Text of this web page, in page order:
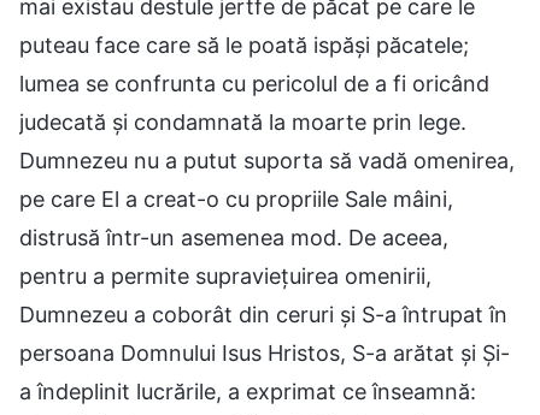
mai existau destule jertfe de păcat pe care le
puteau face care să le poată ispăși păcatele;
lumea se confrunta cu pericolul de a fi oricând
judecată și condamnată la moarte prin lege.
Dumnezeu nu a putut suporta să vadă omenirea,
pe care El a creat-o cu propriile Sale mâini,
distrusă într-un asemenea mod. De aceea,
pentru a permite supraviețuirea omenirii,
Dumnezeu a coborât din ceruri și S-a întrupat în
persoana Domnului Isus Hristos, S-a arătat și Și-
a îndeplinit lucrările, a exprimat ce înseamnă: